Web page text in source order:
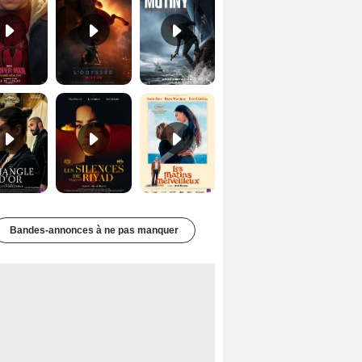
Les Silences de Riyad Bande-annonce VO STFR Les Matins merveilleux Bande-annonce VF
Bandes-annonces à ne pas manquer